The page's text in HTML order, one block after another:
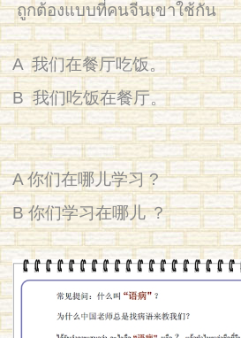
ถูกต้องแบบที่คนจีนเขาใช้กัน
A 我们在餐厅吃饭。
B 我们吃饭在餐厅。
A 你们在哪儿学习 ?
B 你们学习在哪儿 ？